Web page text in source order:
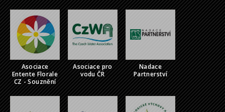
Asociace
Entente Florale
CZ - Souznění
Asociace pro
vodu ČR
Nadace
Partnerství